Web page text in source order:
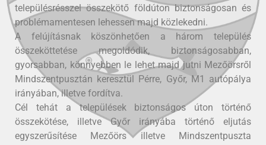
településrésszel összekötő földúton biztonságosan és
problémamentesen lehessen majd közlekedni.
A felújításnak köszönhetően a három település
összeköttetése megoldódik, biztonságosabban,
gyorsabban, könnyebben le lehet majd jutni Mezőörsről
Mindszentpusztán keresztül Pérre, Győr, M1 autópálya
irányában, illetve fordítva.
Cél tehát a települések biztonságos úton történő
összekötése, illetve Győr irányába történő eljutás
egyszerűsítése Mezőörs illetve Mindszentpuszta